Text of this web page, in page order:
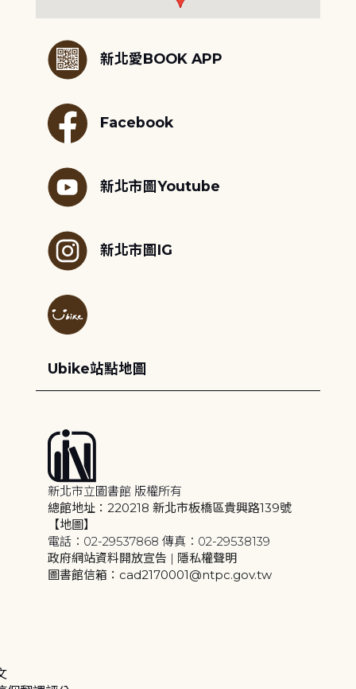
新北愛BOOK APP
Facebook
新北市圖Youtube
新北市圖IG
Ubike站點地圖
新北市立圖書館 版權所有
總館地址：220218 新北市板橋區貴興路139號
【地圖】
電話：02-29537868 傳真：02-29538139
政府網站資料開放宣告 | 隱私權聲明
圖書館信箱：cad2170001@ntpc.gov.tw